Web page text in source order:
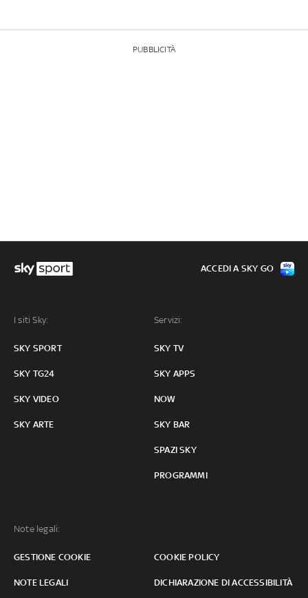
PUBBLICITÀ
I siti Sky:
SKY SPORT
SKY TG24
SKY VIDEO
SKY ARTE
Servizi:
SKY TV
SKY APPS
NOW
SKY BAR
SPAZI SKY
PROGRAMMI
Note legali:
GESTIONE COOKIE COOKIE POLICY
NOTE LEGALI DICHIARAZIONE DI ACCESSIBILITÀ
ACCEDI A SKY GO